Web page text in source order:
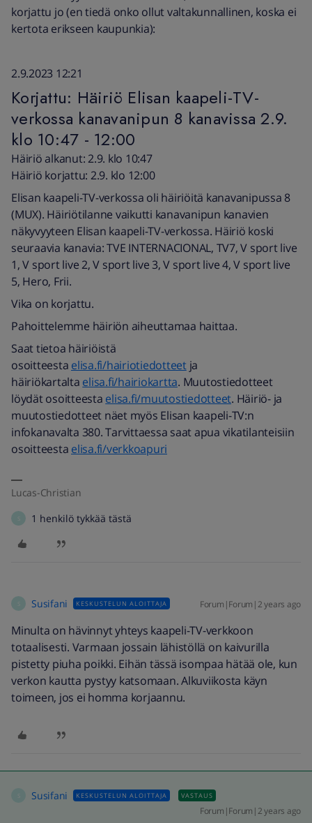
korjattu jo (en tiedä onko ollut valtakunnallinen, koska ei
kertota erikseen kaupunkia):
2.9.2023 12:21
Korjattu: Häiriö Elisan kaapeli-TV-
verkossa kanavanipun 8 kanavissa 2.9.
klo 10:47 - 12:00
Häiriö alkanut: 2.9. klo 10:47
Häiriö korjattu: 2.9. klo 12:00
Elisan kaapeli-TV-verkossa oli häiriöitä kanavanipussa 8
(MUX). Häiriötilanne vaikutti kanavanipun kanavien
näkyvyyteen Elisan kaapeli-TV-verkossa. Häiriö koski
seuraavia kanavia: TVE INTERNACIONAL, TV7, V sport live
1, V sport live 2, V sport live 3, V sport live 4, V sport live
5, Hero, Frii.
Vika on korjattu.
Pahoittelemme häiriön aiheuttamaa haittaa.
Saat tietoa häiriöistä
osoitteesta elisa.fi/hairiotiedotteetja
häiriökartalta elisa.fi/hairiokartta. Muutostiedotteet
löydät osoitteesta elisa.fi/muutostiedotteet. Häiriö- ja
muutostiedotteet näet myös Elisan kaapeli-TV:n
infokanavalta 380. Tarvittaessa saat apua vikatilanteisiin
osoitteesta elisa.fi/verkkoapuri
Lucas-Christian
1 henkilö tykkää tästä
Susifani KESKUSTELUN ALOITTAJA Forum|Forum|2 years ago
Minulta on hävinnyt yhteys kaapeli-TV-verkkoon
totaalisesti. Varmaan jossain lähistöllä on kaivurilla
pistetty piuha poikki. Eihän tässä isompaa hätää ole, kun
verkon kautta pystyy katsomaan. Alkuviikosta käyn
toimeen, jos ei homma korjaannu.
Susifani KESKUSTELUN ALOITTAJA VASTAUS
Forum|Forum|2 years ago